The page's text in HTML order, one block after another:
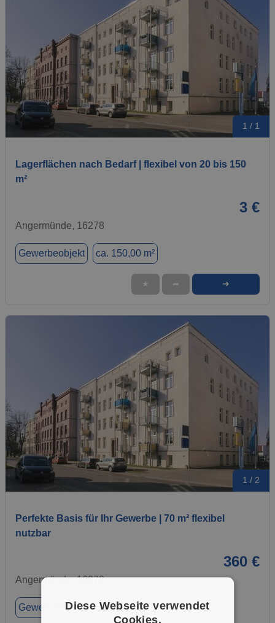
1 / 1
Lagerflächen nach Bedarf | flexibel von 20 bis 150
m²
3 €
Angermünde, 16278
Gewerbeobjekt ca. 150,00 m²
★ ➦ ➜
1 / 2
Perfekte Basis für Ihr Gewerbe | 70 m² flexibel
nutzbar
360 €
Angermünde, 16278
Gewerbeobjekt ca. 70,29 m²
Diese Webseite verwendet
Cookies.